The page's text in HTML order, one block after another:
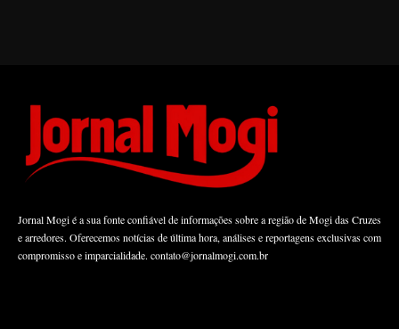
Jornal Mogi é a sua fonte confiável de informações sobre a região de Mogi das Cruzes
e arredores. Oferecemos notícias de última hora, análises e reportagens exclusivas com
compromisso e imparcialidade. contato@jornalmogi.com.br